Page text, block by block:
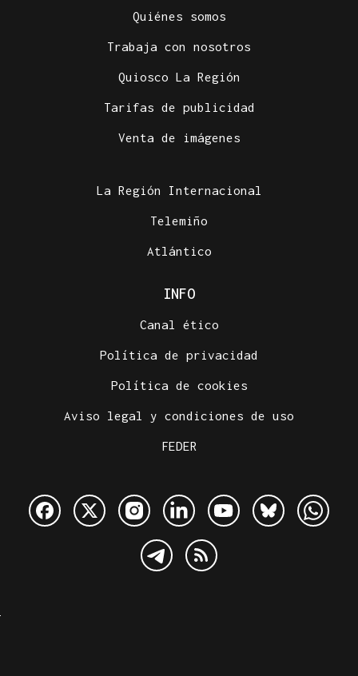
Quiénes somos
Trabaja con nosotros
Quiosco La Región
Tarifas de publicidad
Venta de imágenes
La Región Internacional
Telemiño
Atlántico
INFO
Canal ético
Política de privacidad
Política de cookies
Aviso legal y condiciones de uso
FEDER